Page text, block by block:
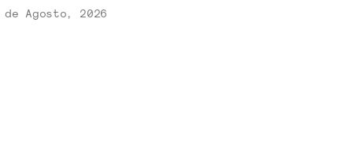
de Agosto, 2026